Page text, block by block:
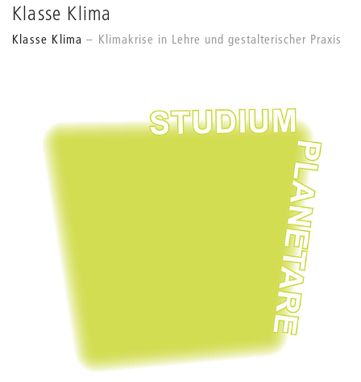
Klasse Klima
Klasse Klima Klimakrise in Lehre und gestalterischer Praxis